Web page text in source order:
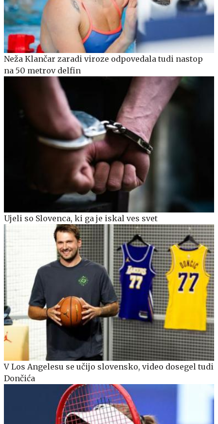
Neža Klančar zaradi viroze odpovedala tudi nastop
na 50 metrov delfin
Ujeli so Slovenca, ki ga je iskal ves svet
V Los Angelesu se učijo slovensko, video dosegel tudi
Dončića